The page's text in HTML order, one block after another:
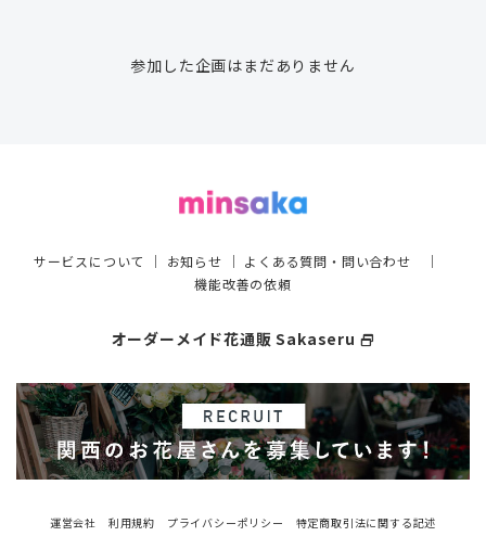
参加した企画はまだありません
サービスについて ｜ お知らせ ｜ よくある質問・問い合わせ ｜
機能改善の依頼
オーダーメイド花通販 Sakaseru select_window
運営会社 利用規約 プライバシーポリシー
特定商取引法に関する記述